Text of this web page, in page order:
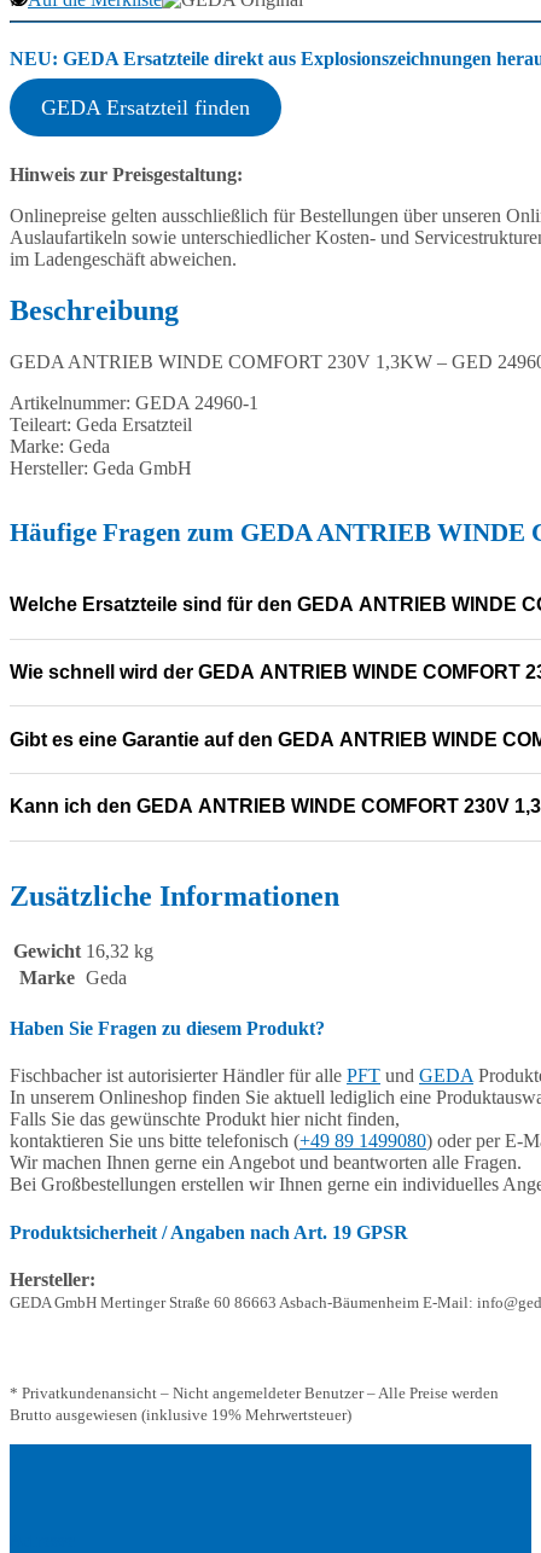
Menge
NEU: GEDA Ersatzteile direkt aus Explosionszeichnungen
GEDA Ersatzteil finden
Hinweis zur Preisgestaltung:
Onlinepreise gelten ausschließlich für Bestellungen über unseren
Auslaufartikeln sowie unterschiedlicher Kosten- und
im Ladengeschäft abweichen.
Beschreibung
GEDA ANTRIEB WINDE COMFORT 230V 1,3KW – GED
Artikelnummer: GEDA 24960-1
Teileart: Geda Ersatzteil
Marke: Geda
Hersteller: Geda GmbH
Häufige Fragen zum GEDA ANTRIEB WINDE
Welche Ersatzteile sind für den GEDA ANTRIEB WINDE
Wie schnell wird der GEDA ANTRIEB WINDE COMFORT
Gibt es eine Garantie auf den GEDA ANTRIEB WINDE
Kann ich den GEDA ANTRIEB WINDE COMFORT 230V
Zusätzliche Informationen
Gewicht 16,32 kg
Marke Geda
Haben Sie Fragen zu diesem Produkt?
Fischbacher ist autorisierter Händler für alle PFT und GEDA
In unserem Onlineshop finden Sie aktuell lediglich eine
Falls Sie das gewünschte Produkt hier nicht finden,
kontaktieren Sie uns bitte telefonisch (+49 89 1499080) oder per E-
Wir machen Ihnen gerne ein Angebot und beantworten alle Fragen.
Bei Großbestellungen erstellen wir Ihnen gerne ein individuelles
Produktsicherheit / Angaben nach Art. 19 GPSR
Hersteller:
GEDA GmbH Mertinger Straße 60 86663 Asbach-Bäumenheim E-Mail:
* Privatkundenansicht – Nicht angemeldeter Benutzer – Alle Preise werden
Brutto ausgewiesen (inklusive 19% Mehrwertsteuer)